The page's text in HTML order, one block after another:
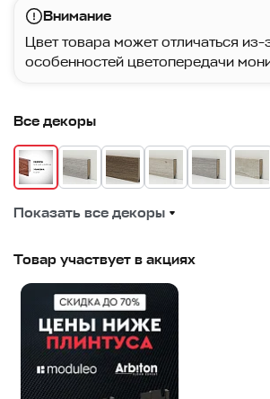
Внимание
Цвет товара может отличаться из-
особенностей цветопередачи
Все декоры
Показать все декоры
Товар участвует в акциях